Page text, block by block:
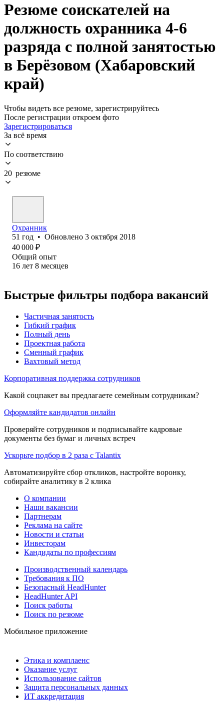
Резюме соискателей на
должность охранника 4-6
разряда с полной занятостью
в Берёзовом (Хабаровский
край)
Чтобы видеть все резюме, зарегистрируйтесь
После регистрации откроем фото
Зарегистрироваться
За всё время
По соответствию
20 резюме
Охранник
51 год • Обновлено 3 октября 2018
40 000 ₽
Общий опыт
16 лет 8 месяцев
Быстрые фильтры подбора вакансий
Частичная занятость
Гибкий график
Полный день
Проектная работа
Сменный график
Вахтовый метод
Корпоративная поддержка сотрудников
Какой соцпакет вы предлагаете семейным сотрудникам?
Оформляйте кандидатов онлайн
Проверяйте сотрудников и подписывайте кадровые
документы без бумаг и личных встреч
Ускорьте подбор в 2 раза с Talantix
Автоматизируйте сбор откликов, настройте воронку,
собирайте аналитику в 2 клика
О компании
Наши вакансии
Партнерам
Реклама на сайте
Новости и статьи
Инвесторам
Кандидаты по профессиям
Производственный календарь
Требования к ПО
Безопасный HeadHunter
HeadHunter API
Поиск работы
Поиск по резюме
Мобильное приложение
Этика и комплаенс
Оказание услуг
Использование сайтов
Защита персональных данных
ИТ аккредитация